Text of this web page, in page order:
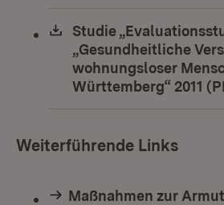
Download:
Studie
„Gesundheitliche
wohnungsloser
Württemberg“ 2011
Weiterführende Links
Maßnahmen zur